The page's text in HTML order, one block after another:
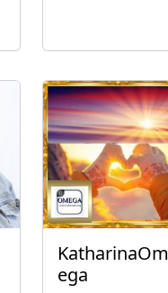
KatharinaOm
ega